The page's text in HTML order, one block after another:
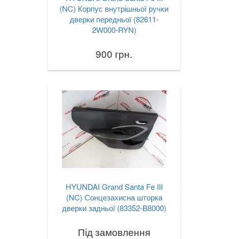
(NC) Корпус внутрішньої ручки
дверки передньої (82611-
2W000-RYN)
900 грн.
HYUNDAI Grand Santa Fe III
(NC) Сонцезахисна шторка
дверки задньої (83352-B8000)
Під замовлення